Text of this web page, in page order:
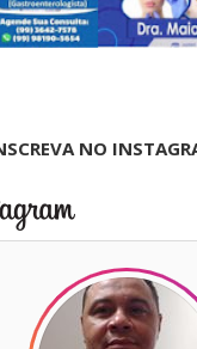
NO